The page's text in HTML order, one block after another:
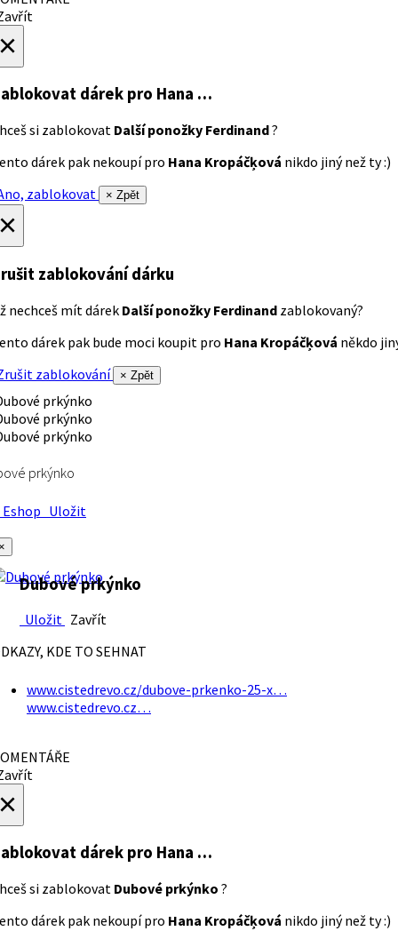
dárek pro Hana …
si zablokovat Další ponožky Ferdinand?
dárek pak nekoupí pro Hana Kropáčķová nikdo jiný než ty :)
zablokovat
× Zpět
zablokování dárku
nechceš mít dárek Další ponožky Ferdinand zablokovaný?
dárek pak bude moci koupit pro Hana Kropáčķová někdo
zablokování
× Zpět
prkýnko
Uložit
Dubové prkýnko
Uložit Zavřít
KDE TO SEHNAT
www.cistedrevo.cz/dubove-prkenko-25-x…
www.cistedrevo.cz…
dárek pro Hana …
si zablokovat Dubové prkýnko ?
dárek pak nekoupí pro Hana Kropáčķová nikdo jiný než ty :)